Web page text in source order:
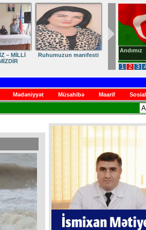
1 2 3
Andımız
– MİLLİ
Ruhumuzun manifesti
Mədəniyyət Müsahibə Maarif